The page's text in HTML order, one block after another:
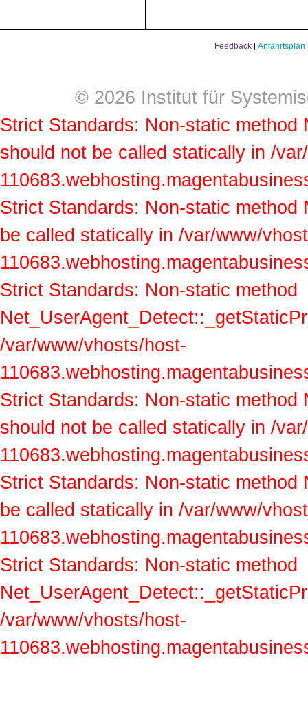
Feedback | Anfahrtsplan
© 2026 Institut für
Strict Standards: Non-static
should not be called statically in /
Strict Standards: Non-static
be called statically in /var/www/
Strict Standards: Non-static method
/var/www/vhosts/host-
Strict Standards: Non-static
should not be called statically in /
Strict Standards: Non-static
be called statically in /var/www/
Strict Standards: Non-static method
/var/www/vhosts/host-